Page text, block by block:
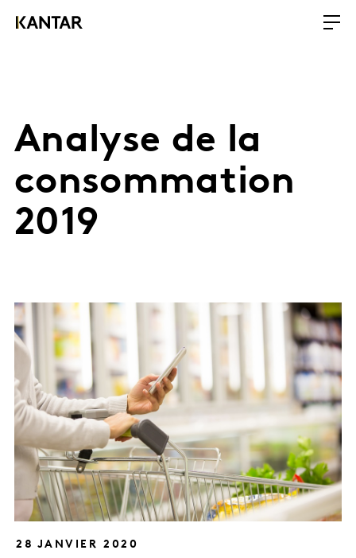
Analyse de la
consommation
2019
28 JANVIER 2020